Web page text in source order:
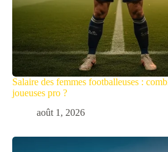
Salaire des femmes footballeuses :
joueuses pro ?
août 1, 2026